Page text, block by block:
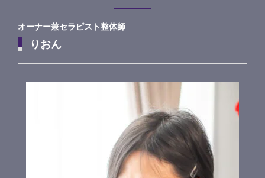
オーナー兼セラピスト整体師
りおん